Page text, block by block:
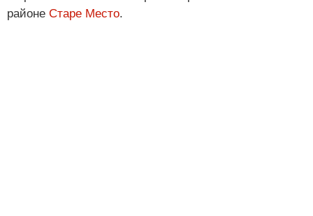
районе Старе Место.